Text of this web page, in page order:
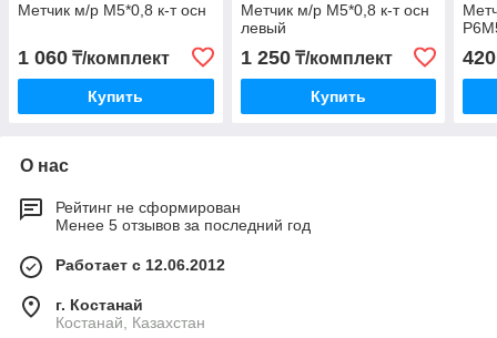
Метчик м/р М5*0,8 к-т осн
1 060 ₸/комплект
Купить
Метчик м/р М5*0,8 к-т осн
левый
1 250₸/комплект
Купить
420
О нас
Рейтинг не сформирован
Менее 5 отзывов за последний год
Работает с 12.06.2012
г. Костанай
Костанай, Казахстан